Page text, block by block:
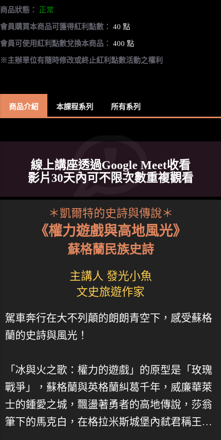
商品狀態： 正常
會員購買本商品可獲得紅利點數： 40 點
會員可使用紅利點數兌換本商品： 400 點
※主辦單位有隨時修改或終止紅利點數活動之權利
商品介紹 本課程系列 所有系列
線上講座透過Google Meet收看
影片30天內可不限次數重複觀看
＊凱爾特的史詩與傳說＊
《權力遊戲與高地風光》
蘇格蘭民族史詩
主講人 發光小魚
文史旅遊作家
駕車奔行在大不列顛的朗朗青空下，感受蘇格
蘭的史詩與風光！
「冰與火之歌：權力的遊戲」的原型是「玫瑰
戰爭」，蘇格蘭與英格蘭糾葛千年，威廉華萊
士的鍾愛之城，飄盪著勇者的高地傳說，莎翁
筆下的馬克白，在格拉米斯城堡內弒君稱王…